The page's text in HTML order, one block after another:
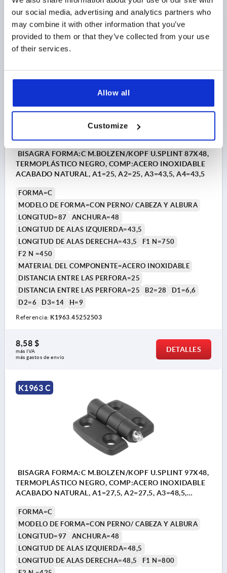
our social media, advertising and analytics partners who
may combine it with other information that you’ve
provided to them or that they’ve collected from your use
of their services.
Allow all
Customize
8,45 $
más gastos de envío
DETALLES
K1963 C
BISAGRA FORMA:C M.BOLZEN/KOPF U.SPLINT 87X48,
TERMOPLÁSTICO NEGRO, COMP:ACERO INOXIDABLE
ACABADO NATURAL, A1=25, A2=25, A3=43,5, A4=43,5
FORMA=C
MODELO DE FORMA=CON PERNO/ CABEZA Y ALBURA
LONGITUD=87
ANCHURA=48
LONGITUD DE ALAS IZQUIERDA=43,5
LONGITUD DE ALAS DERECHA=43,5
F1 N=750
F2 N =450
MATERIAL DEL COMPONENTE=ACERO INOXIDABLE
DISTANCIA ENTRE LAS PERFORA=25
DISTANCIA ENTRE LAS PERFORA=25
B2=28
D1=6,6
D2=6
D3=14 H=9
Referencia: K1963.45252503
8,58 $
más IVA
más gastos de envío
DETALLES
K1963 C
BISAGRA FORMA:C M.BOLZEN/KOPF U.SPLINT 97X48,
TERMOPLÁSTICO NEGRO, COMP:ACERO INOXIDABLE
ACABADO NATURAL, A1=27,5, A2=27,5, A3=48,5,
FORMA=C
MODELO DE FORMA=CON PERNO/ CABEZA Y ALBURA
LONGITUD=97
ANCHURA=48
LONGITUD DE ALAS IZQUIERDA=48,5
LONGITUD DE ALAS DERECHA=48,5
F1 N=800